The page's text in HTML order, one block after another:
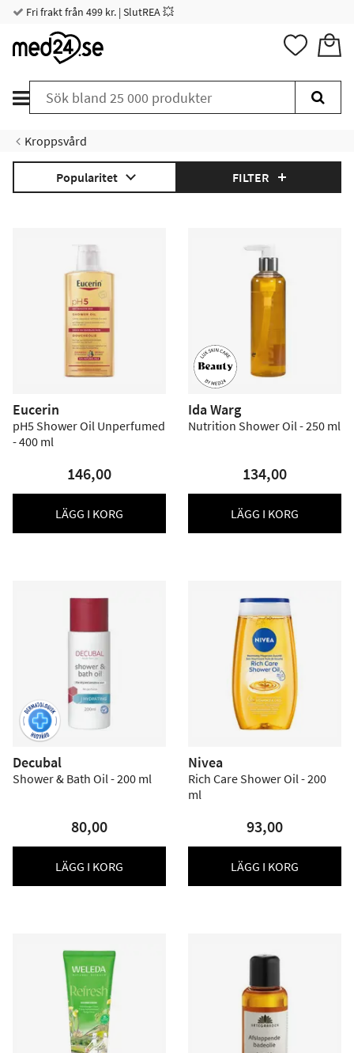
Fri frakt från 499 kr. | SlutREA 💥
Kroppsvård
Popularitet FILTER
Eucerin
pH5 Shower Oil Unperfumed
- 400 ml
146,00
LÄGG I KORG
Ida Warg
Nutrition Shower Oil - 250 ml
134,00
LÄGG I KORG
Decubal
Shower & Bath Oil - 200 ml
80,00
LÄGG I KORG
Nivea
Rich Care Shower Oil - 200
ml
93,00
LÄGG I KORG